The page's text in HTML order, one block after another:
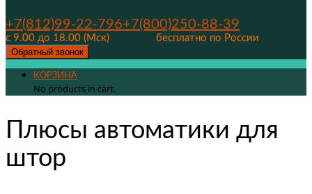
+7(812)99-22-796+7(800)250-88-39
с 9.00 до 18.00 (Мск)
бесплатно по России
Обратный звонок
КОРЗИНА
No products in cart.
Плюсы автоматики для
штор